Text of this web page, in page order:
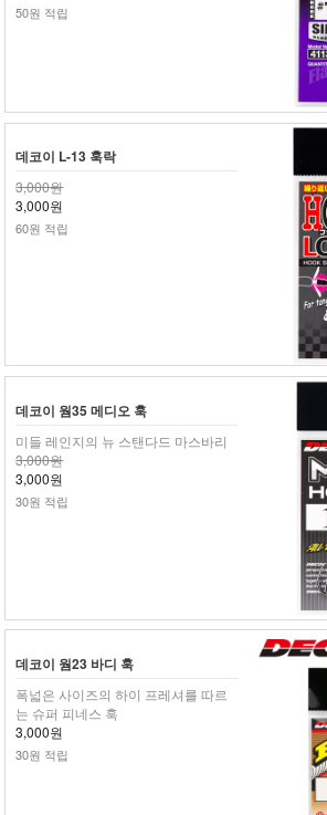
50원 적립
데코이 L-13 훅락
3,000원
3,000원
60원 적립
데코이 웜35 메디오 훅
미들 레인지의 뉴 스탠다드 마스바리
3,000원
3,000원
30원 적립
데코이 웜23 바디 훅
폭넓은 사이즈의 하이 프레셔를 따르
는 슈퍼 피네스 훅
3,000원
30원 적립